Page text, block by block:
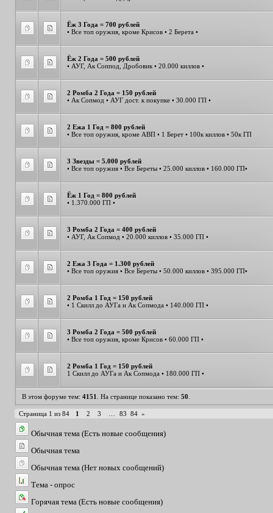
Ёж 3 Года = 700 рублей
• Все топ оружия, кроме Крисов • 2 Берета •
Ёж 2 Года = 500 рублей
• АУГ, Ак Соппод, Дробовик • 20.000 киллов •
2 Ромба 2 Года = 150 рублей
• Ак Сопмод • АУГ дост. к покупке • 30.000 ГП •
2 Ежа 1 Год = 800 рублей
• Все топ оружия, кроме АВП • 1 Берет • 100к киллов • 50к ГП
3 Звезды = 5.000 рублей
• Все топ оружия • Все Береты • 25.000 киллов • 160.000 ГП•
Ёж 1 Год = 800 рублей
• 1.370.000 ГП •
3 Ромба 2 Года = 400 рублей
• АУГ, Ак Сопмод • 20.000 киллов • 35.000 ГП •
2 Ежа 3 Года = 1.300 рублей
• Все топ оружия • Все Береты • 50.000 киллов • 395.000 ГП•
2 Ромба 1 Год = 150 рублей
• 1 Скилл до АУГа и Ак Сопмода • 140.000 ГП •
3 Ромба 2 Года = 500 рублей
• Все топ оружия, кроме Крисов • 60.000 ГП •
2 Ромба 1 Год = 150 рублей
1 Скилл до АУГа и Ак Сопмода • 180.000 ГП •
В этом форуме тем: 4151 . На странице показано тем: 50
Страница 1 из 84 1 2 3 83 84 »
Обычная тема (Есть новые сообщения)
Обычная тема
Обычная тема (Нет новых сообщений)
Тема - опрос
Горячая тема (Есть новые сообщения)